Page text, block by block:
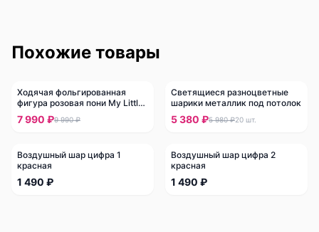
Похожие товары
-20%
Ходячая фольгированная
фигура розовая пони My Little
Pony
7 990 ₽9 990 ₽
-10%
Светящиеся разноцветные
шарики металлик под потолок
5 380 ₽5 980 ₽20 шт.
Воздушный шар цифра 1
красная
1 490 ₽
Воздушный шар цифра 2
красная
1 490 ₽